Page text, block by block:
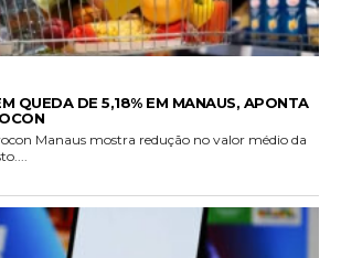
QUEDA DE 5,18% EM MANAUS, APONTA
Manaus mostra redução no valor médio da